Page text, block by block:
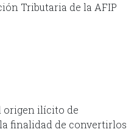
Tributaria de la AFIP
origen ilícito de
finalidad de convertirlos